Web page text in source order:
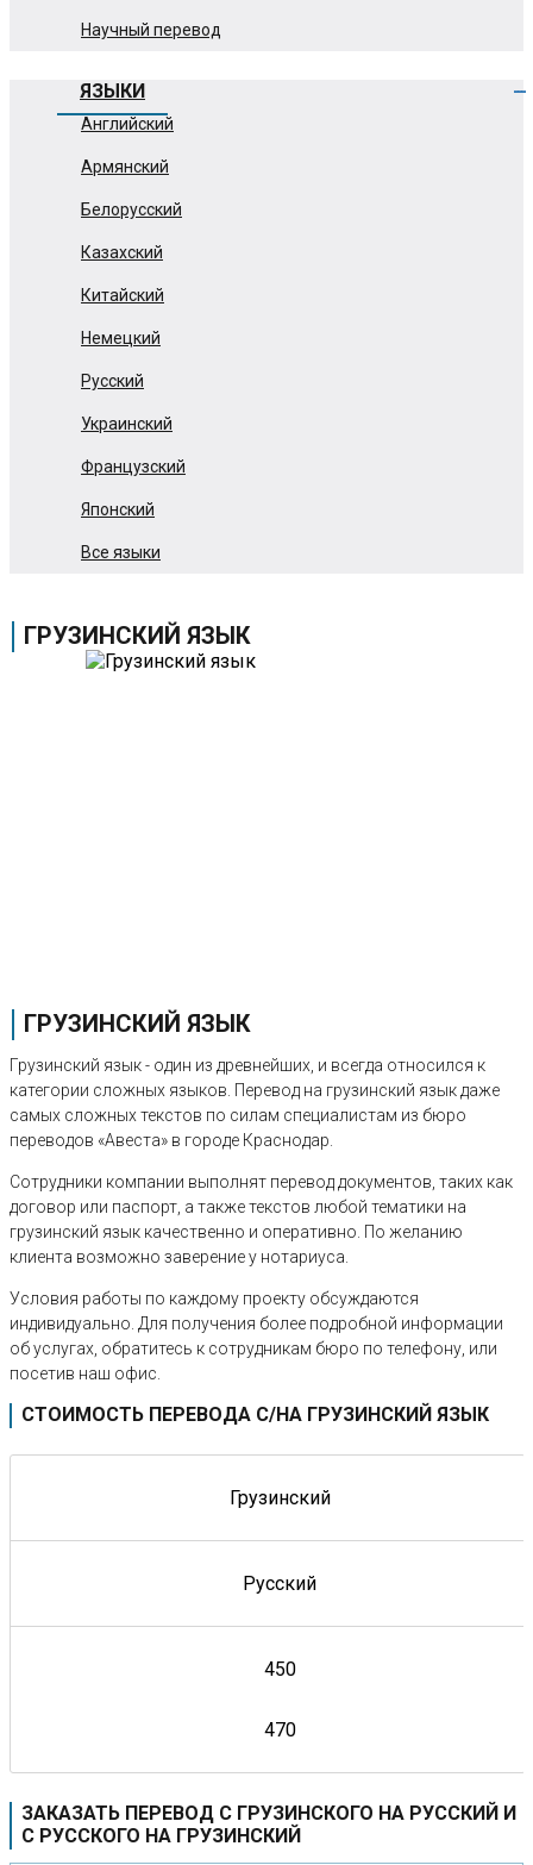
Научный перевод
ЯЗЫКИ
Английский
Армянский
Белорусский
Казахский
Китайский
Немецкий
Русский
Украинский
Французский
Японский
Все языки
ГРУЗИНСКИЙ ЯЗЫК
ГРУЗИНСКИЙ ЯЗЫК
Грузинский язык - один из древнейших, и всегда относился к
категории сложных языков. Перевод на грузинский язык даже
самых сложных текстов по силам специалистам из бюро
переводов «Авеста» в городе Краснодар.
Сотрудники компании выполнят перевод документов, таких как
договор или паспорт, а также текстов любой тематики на
грузинский язык качественно и оперативно. По желанию
клиента возможно заверение у нотариуса.
Условия работы по каждому проекту обсуждаются
индивидуально. Для получения более подробной информации
об услугах, обратитесь к сотрудникам бюро по телефону, или
посетив наш офис.
СТОИМОСТЬ ПЕРЕВОДА С/НА ГРУЗИНСКИЙ ЯЗЫК
Грузинский
Русский
450
470
ЗАКАЗАТЬ ПЕРЕВОД С ГРУЗИНСКОГО НА РУССКИЙ И
С РУССКОГО НА ГРУЗИНСКИЙ